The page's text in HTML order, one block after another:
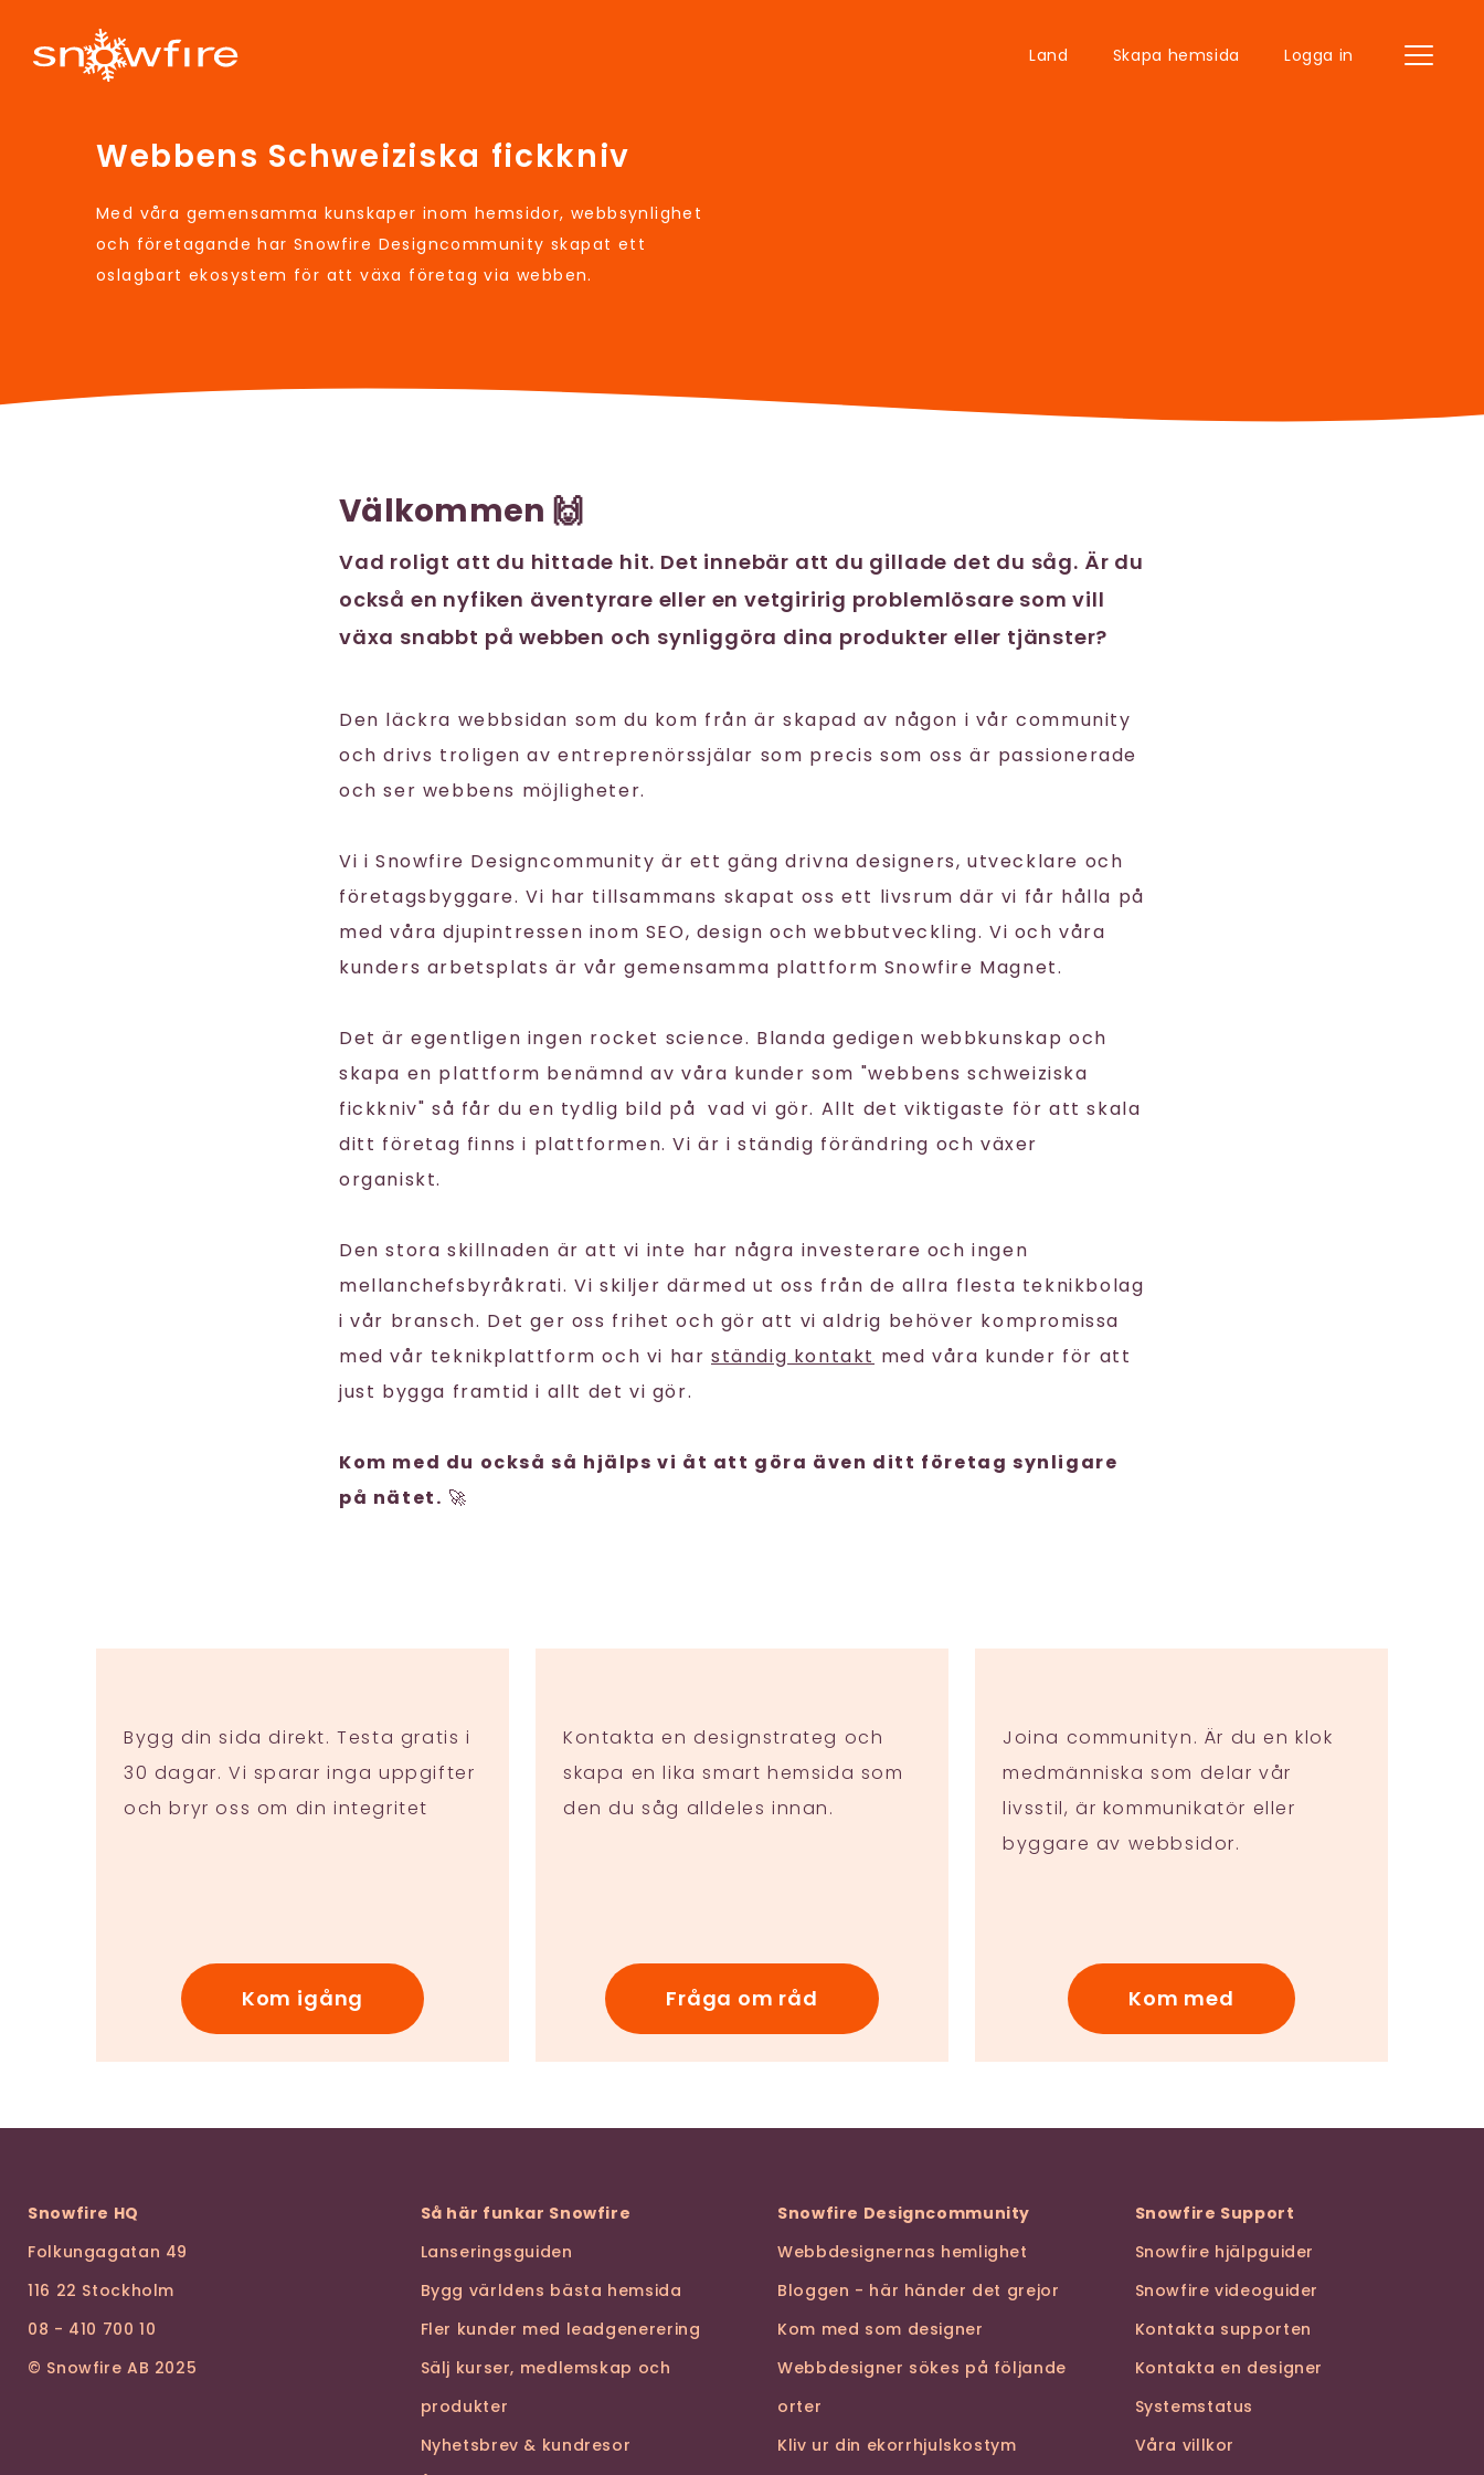
Land Skapa hemsida Logga in
Webbens Schweiziska fickkniv
Med våra gemensamma kunskaper inom hemsidor, webbsynlighet
och företagande har Snowfire Designcommunity skapat ett
oslagbart ekosystem för att växa företag via webben.
Välkommen 🙌
Vad roligt att du hittade hit. Det innebär att du gillade det du såg. Är du
också en nyfiken äventyrare eller en vetgiririg problemlösare som vill
växa snabbt på webben och synliggöra dina produkter eller tjänster?
Den läckra webbsidan som du kom från är skapad av någon i vår community
och drivs troligen av entreprenörssjälar som precis som oss är passionerade
och ser webbens möjligheter.
Vi i Snowfire Designcommunity är ett gäng drivna designers, utvecklare och
företagsbyggare. Vi har tillsammans skapat oss ett livsrum där vi får hålla på
med våra djupintressen inom SEO, design och webbutveckling. Vi och våra
kunders arbetsplats är vår gemensamma plattform Snowfire Magnet.
Det är egentligen ingen rocket science. Blanda gedigen webbkunskap och
skapa en plattform benämnd av våra kunder som "webbens schweiziska
fickkniv" så får du en tydlig bild på vad vi gör. Allt det viktigaste för att skala
ditt företag finns i plattformen. Vi är i ständig förändring och växer
organiskt.
Den stora skillnaden är att vi inte har några investerare och ingen
mellanchefsbyråkrati. Vi skiljer därmed ut oss från de allra flesta teknikbolag
i vår bransch. Det ger oss frihet och gör att vi aldrig behöver kompromissa
med vår teknikplattform och vi harständig kontakt med våra kunder för att
just bygga framtid i allt det vi gör.
Kom med du också så hjälps vi åt att göra även ditt företag synligare
på nätet. 🚀
Bygg din sida direkt. Testa gratis i
30 dagar. Vi sparar inga uppgifter
och bryr oss om din integritet
Kom igång
Kontakta en designstrateg och
skapa en lika smart hemsida som
den du såg alldeles innan.
Fråga om råd
Joina communityn. Är du en klok
medmänniska som delar vår
livsstil, är kommunikatör eller
byggare av webbsidor.
Kom med
Snowfire HQ
Folkungagatan 49
116 22 Stockholm
08 - 410 700 10
© Snowfire AB 2025
Så här funkar Snowfire
Lanseringsguiden
Bygg världens bästa hemsida
Fler kunder med leadgenerering
Sälj kurser, medlemskap och
produkter
Nyhetsbrev & kundresor
Snowfire Designcommunity
Webbdesignernas hemlighet
Bloggen - här händer det grejor
Kom med som designer
Webbdesigner sökes på följande
orter
Kliv ur din ekorrhjulskostym
Snowfire Support
Snowfire hjälpguider
Snowfire videoguider
Kontakta supporten
Kontakta en designer
Systemstatus
Våra villkor